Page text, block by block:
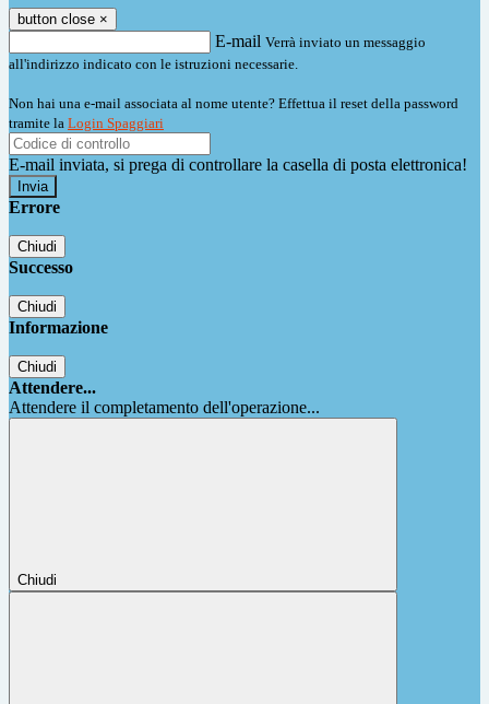
button close ×
E-mail Verrà inviato un messaggio
all'indirizzo indicato con le istruzioni necessarie.
Non hai una e-mail associata al nome utente? Effettua il reset della password
tramite la Login Spaggiari
E-mail inviata, si prega di controllare la casella di posta elettronica!
Errore
Chiudi
Successo
Chiudi
Informazione
Chiudi
Attendere...
Attendere il completamento dell'operazione...
Chiudi